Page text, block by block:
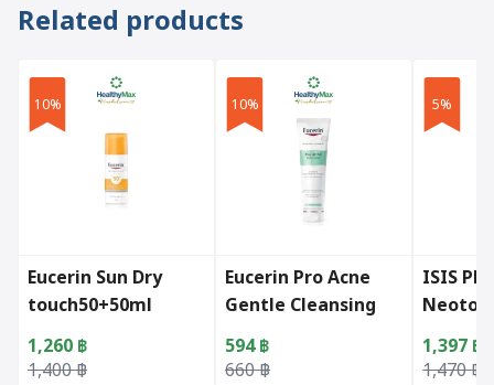
Related products
10%
Eucerin Sun Dry
touch50+50ml
1,400฿
Original price was: 1,400 ฿.
1,260 ฿
Current price is: 1,260 ฿.
10%
Eucerin Pro Acne
Gentle Cleansing
Foam(150g.)
660฿
Original price was: 660 ฿.
594฿
Current price is: 594 ฿.
5%
ISIS
(30ml)
1,470฿
Original
1,397 ฿
Current